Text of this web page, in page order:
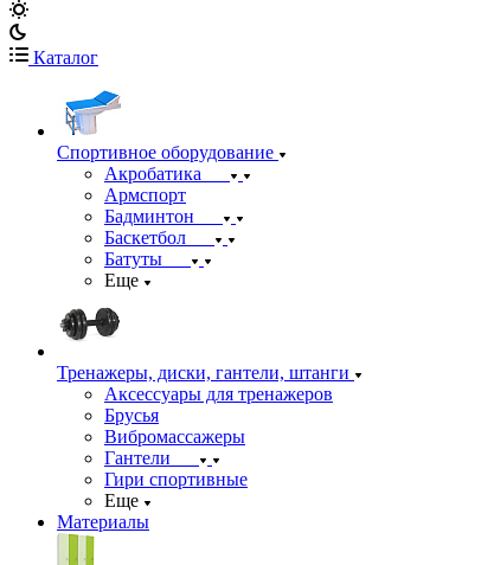
Каталог
Спортивное оборудование
Акробатика
Армспорт
Бадминтон
Баскетбол
Батуты
Еще
Тренажеры, диски, гантели, штанги
Аксессуары для тренажеров
Брусья
Вибромассажеры
Гантели
Гири спортивные
Еще
Материалы